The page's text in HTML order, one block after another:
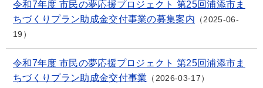
令和7年度 市民の夢応援プロジェクト 第25回浦添市ま
ちづくりプラン助成金交付事業の募集案内
2025-06-
19
令和7年度 市民の夢応援プロジェクト 第25回浦添市ま
ちづくりプラン助成金交付事業
2026-03-17